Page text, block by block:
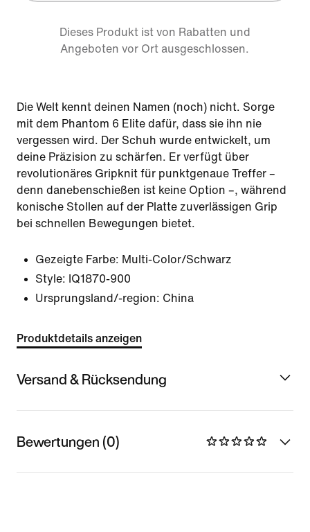
Dieses Produkt ist von Rabatten und
Angeboten vor Ort ausgeschlossen.
Die Welt kennt deinen Namen (noch) nicht. Sorge
mit dem Phantom 6 Elite dafür, dass sie ihn nie
vergessen wird. Der Schuh wurde entwickelt, um
deine Präzision zu schärfen. Er verfügt über
revolutionäres Gripknit für punktgenaue Treffer –
denn danebenschießen ist keine Option –, während
konische Stollen auf der Platte zuverlässigen Grip
bei schnellen Bewegungen bietet.
Gezeigte Farbe: Multi-Color/Schwarz
Style: IQ1870-900
Ursprungsland/-region: China
Produktdetails anzeigen
Versand & Rücksendung
Bewertungen (0)